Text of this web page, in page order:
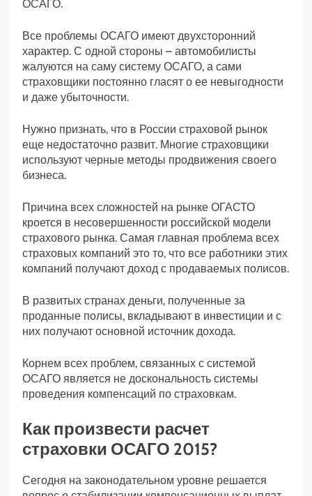
ОСАГО.
Все проблемы ОСАГО имеют двухсторонний
характер. С одной стороны – автомобилисты
жалуются на саму систему ОСАГО, а сами
страховщики постоянно гласят о ее невыгодности
и даже убыточности.
Нужно признать, что в России страховой рынок
еще недостаточно развит. Многие страховщики
используют черные методы продвижения своего
бизнеса.
Причина всех сложностей на рынке ОГАСТО
кроется в несовершенности российской модели
страхового рынка. Самая главная проблема всех
страховых компаний это то, что все работники этих
компаний получают доход с продаваемых полисов.
В развитых странах деньги, полученные за
проданные полисы, вкладывают в инвестиции и с
них получают основной источник дохода.
Корнем всех проблем, связанных с системой
ОСАГО является не доскональность системы
проведения компенсаций по страховкам.
Как произвести расчет
страховки ОСАГО 2015?
Сегодня на законодательном уровне решается